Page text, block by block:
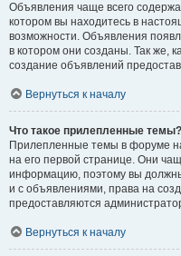
Объявления чаще всего
котором вы находитесь в
возможности. Объявления
в котором они созданы. Так же,
создание объявлений
Вернуться к началу
Что такое прилепленные темы?
Прилепленные темы в форуме
на его первой странице. Они
информацию, поэтому вы
и с объявлениями, права на
предоставляются
Вернуться к началу